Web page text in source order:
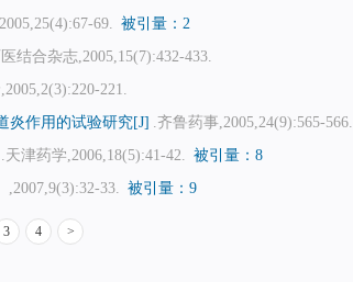
69. 被引量：2
结合杂志,2005,15(7):432-433.
221.
炎作用的试验研究[J] .齐鲁药事,2005,24(9):565-566.
.天津药学,2006,18(5):41-42. 被引量：8
33. 被引量：9
3 4 >